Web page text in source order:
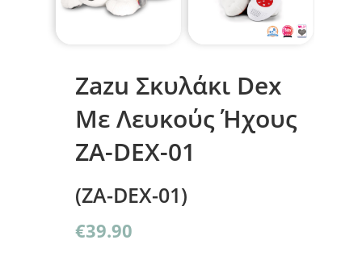
Zazu Σκυλάκι Dex
Με Λευκούς Ήχους
ZA-DEX-01
(ZA-DEX-01)
€39.90